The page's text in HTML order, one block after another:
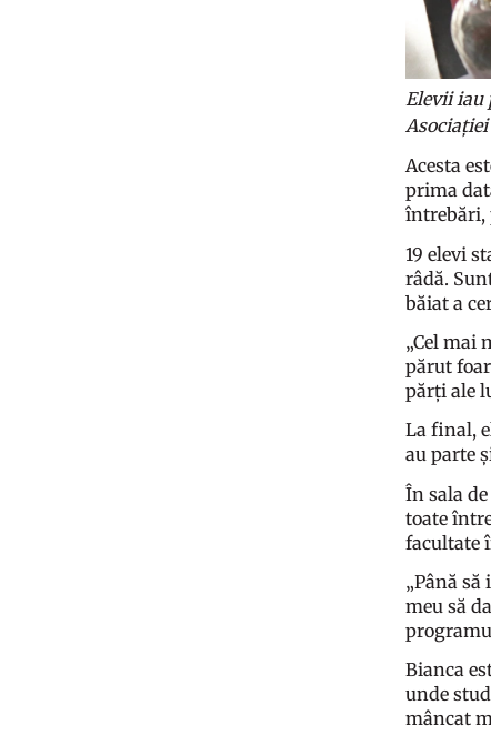
Elevii iau
Acesta
prima
întrebări,
19 elevi
râdă.
băiat a
„Cel mai
părut
părți ale
La final,
au parte
În sala
toate
facultate
„Până
meu să
Bianca
unde
mâncat